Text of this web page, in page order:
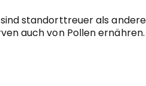
standorttreuer als
auch von Pollen ernähren.